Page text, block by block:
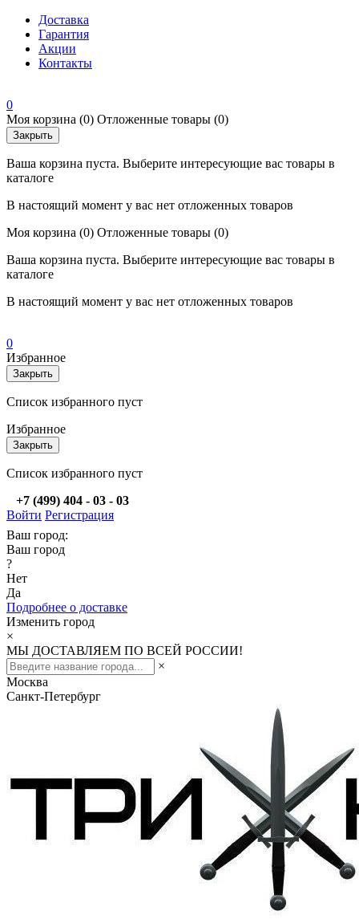
Доставка
Гарантия
Акции
Контакты
0
Моя корзина (0) Отложенные товары (0)
Закрыть
Ваша корзина пуста. Выберите интересующие вас товары в
каталоге
В настоящий момент у вас нет отложенных товаров
Моя корзина (0) Отложенные товары (0)
Ваша корзина пуста. Выберите интересующие вас товары в
каталоге
В настоящий момент у вас нет отложенных товаров
0
Избранное
Закрыть
Список избранного пуст
Избранное
Закрыть
Список избранного пуст
+7 (499) 404 - 03 - 03
Войти Регистрация
Ваш город:
Ваш город
?
Нет
Да
Подробнее о доставке
Изменить город
×
МЫ ДОСТАВЛЯЕМ ПО ВСЕЙ РОССИИ!
×
Москва
Санкт-Петербург